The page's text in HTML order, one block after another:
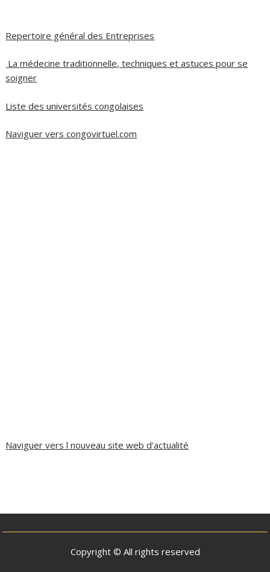
Repertoire général des Entreprises
La médecine traditionnelle, techniques et astuces pour se
soigner
Liste des universités congolaises
Naviguer vers congovirtuel.com
Naviguer vers l nouveau site web d'actualité
Copyright © All rights reserved